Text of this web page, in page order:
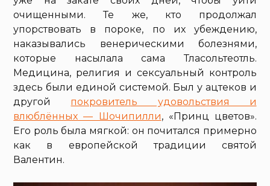
очищенными. Те же, кто продолжал
упорствовать в пороке, по их убеждению,
наказывались венерическими болезнями,
которые насылала сама Тласольтеотль.
Медицина, религия и сексуальный контроль
здесь были единой системой. Был у ацтеков и
другой покровитель удовольствия и
влюблённых — Шочипилли, «Принц цветов».
Его роль была мягкой: он почитался примерно
как в европейской традиции святой
Валентин.